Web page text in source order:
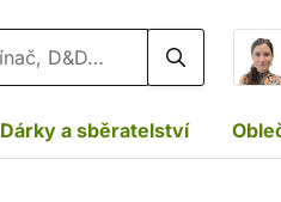
Dárky a sběratelství